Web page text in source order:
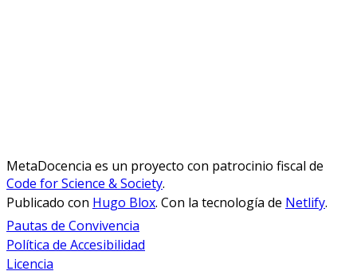
MetaDocencia es un proyecto con patrocinio fiscal de
Code for Science & Society.
Publicado con Hugo Blox. Con la tecnología de Netlify.
Pautas de Convivencia
Política de Accesibilidad
Licencia